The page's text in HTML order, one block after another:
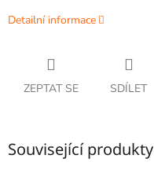
Detailní informace
ZEPTAT SE SDÍLET
Související produkty